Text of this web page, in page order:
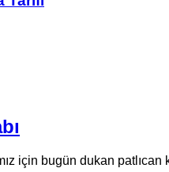
için bugün dukan